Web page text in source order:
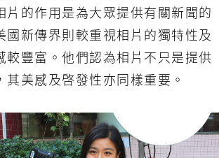
片的作用是為大眾提供有關新聞的
國新傳界則較重視相片的獨特性及
較豐富。他們認為相片不只是提供
其美感及啓發性亦同樣重要。